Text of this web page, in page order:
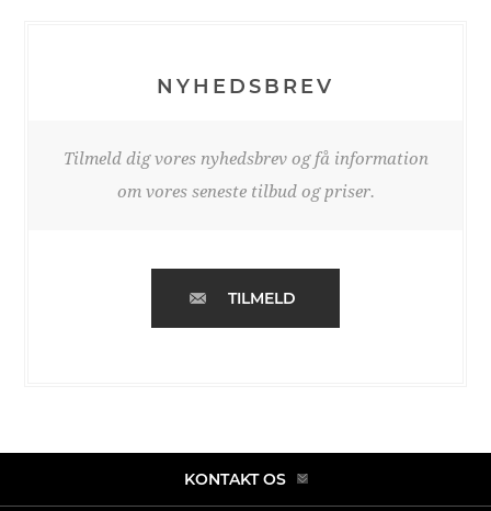
NYHEDSBREV
Tilmeld dig vores nyhedsbrev og få information
om vores seneste tilbud og priser.
TILMELD
KONTAKT OS